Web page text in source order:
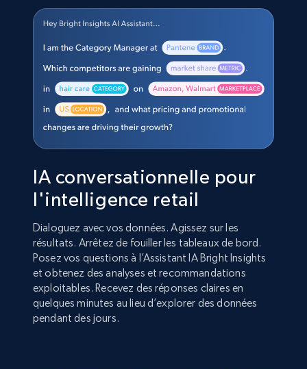
IA conversationnelle pour
l'intelligence retail
Dialoguez avec vos données. Agissez sur les
résultats. Arrêtez de fouiller les tableaux de bord.
Posez vos questions à l’Assistant IA Bright Insights
et obtenez des analyses et recommandations
exploitables. Recevez des réponses claires en
quelques minutes au lieu d’explorer des données
pendant des jours.